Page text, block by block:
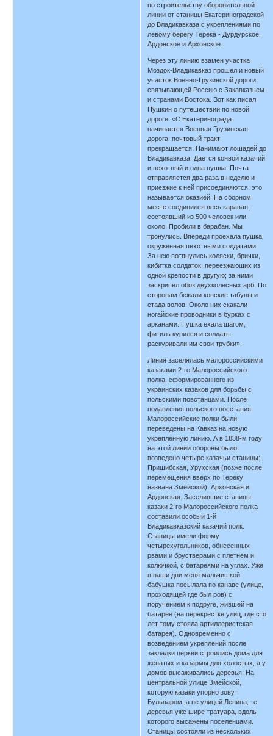
по строительству оборонительной
линии от станицы Екатериноградской
до Владикавказа с укреплениями по
левому берегу Терека - Дурдурское,
Ардонское и Архонское.
Через эту линию взамен участка
Моздок-Владикавказ прошел и новый
участок Военно-Грузинской дороги,
связывающей Россию с Закавказьем
и странами Востока. Вот как писал
Пушкин о путешествии по новой
дороге: «С Екатеринограда
начинается Военная Грузинская
дорога: почтовый тракт
прекращается. Нанимают лошадей до
Владикавказа. Дается конвой казачий
и пехотный и одна пушка. Почта
отправляется два раза в неделю и
приезжие к ней присоединяются: это
называется оказией. На сборном
месте соединился весь караван,
состоявший из 500 человек или
около. Пробили в барабан. Мы
тронулись. Впереди проехала пушка,
окруженная пехотными солдатами.
За нею потянулись коляски, брички,
кибитка солдаток, переезжающих из
одной крепости в другую; за ними
заскрипел обоз двухколесных арб. По
сторонам бежали конские табуны и
стада волов. Около них скакали
ногайские проводники в бурках с
арканами. Пушка ехала шагом,
фитиль курился и солдаты
раскуривали им свои трубки».
Линия заселялась малороссийскими
казаками 2-го Малороссийского
полка, сформированного из
украинских казаков для борьбы с
польскими повстанцами. После
подавления польского восстания
Малороссийские полки были
переведены на Кавказ на новую
укрепленную линию. А в 1838-м году
на этой линии обороны было
возведено четыре казачьи станицы:
Пришибская, Урухская (позже после
перемещения вверх по Тереку
названа Змейской), Архонская и
Ардонская. Заселившие станицы
казаки 2-го Малороссийского полка
составили особый 1-й
Владикавказский казачий полк.
Станицы имели форму
четырехугольников, обнесенных
рвами и брустверами с плетнем и
колючкой, с батареями на углах. Уже
в наши дни меня мальчишкой
бабушка посылала по канаве (улице,
проходящей где был ров) с
поручением к подруге, жившей на
батарее (на перекрестке улиц, где сто
лет тому стояла артиллеристская
батарея). Одновременно с
возведением укреплений после
закладки церкви строились дома для
женатых и казармы для холостых, a у
домов высаживались деревья. На
центральной улице Змейской,
которую казаки упорно зовут
Бульваром, а не улицей Ленина, те
деревья уже шире тратуара, вдоль
которого высажены поселенцами.
Станицы состояли из нескольких